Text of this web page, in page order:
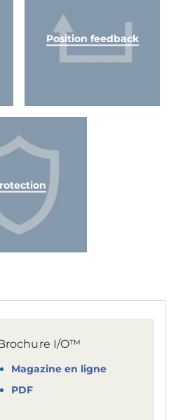
Position feedback
I/O™
Magazine en ligne
PDF